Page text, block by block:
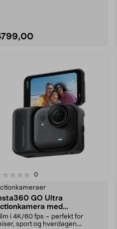
0
GO Ultra
med
i 4K/60 fps – perfekt for
sport og hverdagen.
0.0 av 5 stjerner